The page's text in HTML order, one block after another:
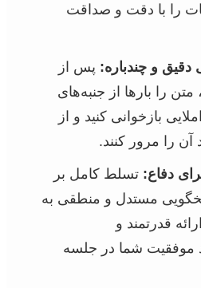
را با دقت و صداقت
دقیق و چندباره: پس از
متن را بارها از جنبه‌های
بازخوانی کنید و از
را مرور کنند.
دفاع: تسلط کامل بر
مستدل و منطقی به
قدرتمند و
موفقیت شما در جلسه